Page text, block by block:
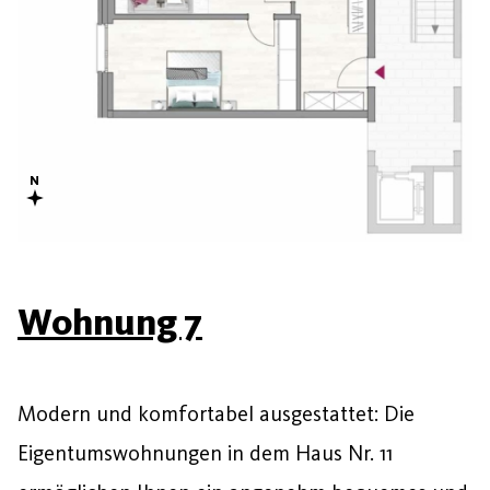
Wohnung 7
Modern und komfortabel ausgestattet: Die
Eigentumswohnungen in dem Haus Nr. 11